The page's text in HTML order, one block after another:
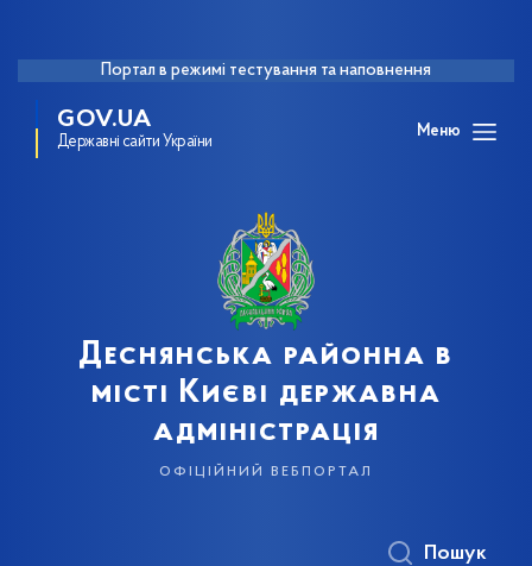
Портал в режимі тестування та наповнення
GOV.UA
Державні сайти України
Меню
Деснянська районна в
місті Києві державна
адміністрація
офіційний вебпортал
Пошук